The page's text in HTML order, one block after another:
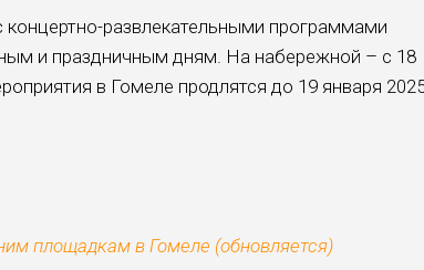
развлекательными программами
и праздничным дням. На набережной – с 18
в Гомеле продлятся до 19 января
площадкам в Гомеле (обновляется)